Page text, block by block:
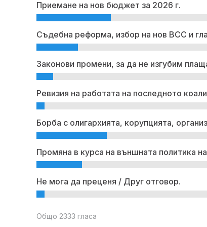
Приемане на нов бюджет за 2026 г.
Съдебна реформа, избор на нов ВСС и
Законови промени, за да не изгубим
Ревизия на работата на последното
Борба с олигархията, корупцията,
Промяна в курса на външната политика
Не мога да преценя / Друг отговор.
Общо 2333 гласа